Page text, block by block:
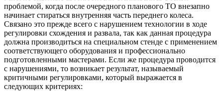
проблемой, когда после очередного планового ТО внезапно
начинает стираться внутренняя часть переднего колеса.
Связано это прежде всего с нарушением технологии в ходе
регулировки схождения и развала, так как данная процедура
должна производиться на специальном стенде с применением
соответствующего оборудования и профессионально
подготовленными мастерами. Если же процедура проводится
с нарушениями, то возникает результат, называемый
критичными регулировками, который выражается в
следующих критериях: